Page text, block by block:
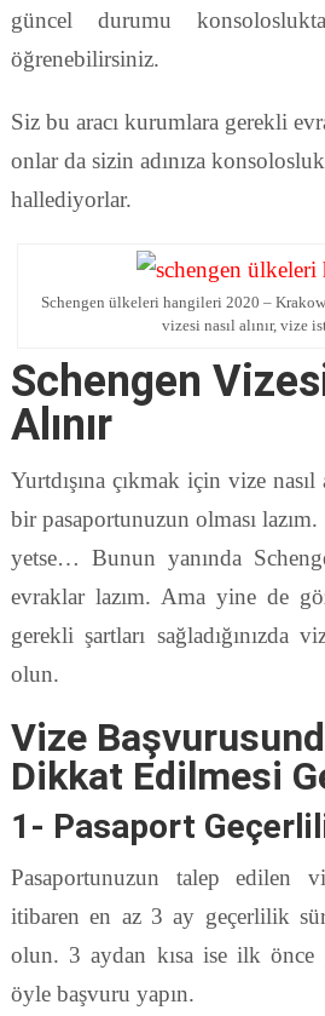
güncel durumu
öğrenebilirsiniz.
Siz bu aracı kurumlara gerekli
onlar da sizin adınıza
hallediyorlar.
Schengen ülkeleri hangileri 2020 –
vizesi nasıl alınır, vize
Schengen Vizesi
Alınır
Yurtdışına çıkmak için vize
bir pasaportunuzun olması
yetse… Bunun yanında
evraklar lazım. Ama yine de
gerekli şartları sağladığınızda
olun.
Vize
Dikkat Edilmesi
1- Pasaport
Pasaportunuzun talep edilen
itibaren en az 3 ay geçerlilik
olun. 3 aydan kısa ise ilk önce
öyle başvuru yapın.